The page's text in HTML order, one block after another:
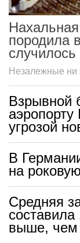
породила
случилось
Незалежные ни
Взрывной
угрозой
В
на
Средняя
выше, чем